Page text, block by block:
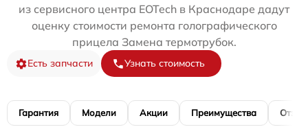
из сервисного центра EOTech в Краснодаре дадут
оценку стоимости ремонта голографического
прицела Замена термотрубок.
Есть запчасти Узнать стоимость
Гарантия Модели Акции Преимущества